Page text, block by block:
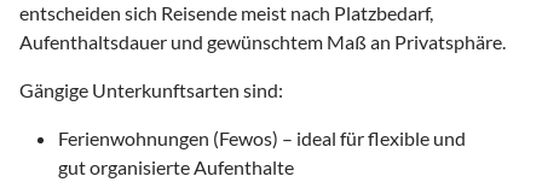
entscheiden sich Reisende meist nach Platzbedarf,
Aufenthaltsdauer und gewünschtem Maß an Privatsphäre.
Gängige Unterkunftsarten sind:
Ferienwohnungen (Fewos) – ideal für flexible und
gut organisierte Aufenthalte